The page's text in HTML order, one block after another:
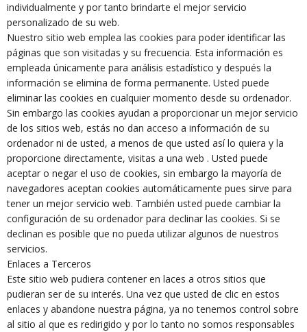
individualmente y por tanto brindarte el mejor servicio
personalizado de su web.
Nuestro sitio web emplea las cookies para poder identificar las
páginas que son visitadas y su frecuencia. Esta información es
empleada únicamente para análisis estadístico y después la
información se elimina de forma permanente. Usted puede
eliminar las cookies en cualquier momento desde su ordenador.
Sin embargo las cookies ayudan a proporcionar un mejor servicio
de los sitios web, estás no dan acceso a información de su
ordenador ni de usted, a menos de que usted así lo quiera y la
proporcione directamente, visitas a una web . Usted puede
aceptar o negar el uso de cookies, sin embargo la mayoría de
navegadores aceptan cookies automáticamente pues sirve para
tener un mejor servicio web. También usted puede cambiar la
configuración de su ordenador para declinar las cookies. Si se
declinan es posible que no pueda utilizar algunos de nuestros
servicios.
Enlaces a Terceros
Este sitio web pudiera contener en laces a otros sitios que
pudieran ser de su interés. Una vez que usted de clic en estos
enlaces y abandone nuestra página, ya no tenemos control sobre
al sitio al que es redirigido y por lo tanto no somos responsables